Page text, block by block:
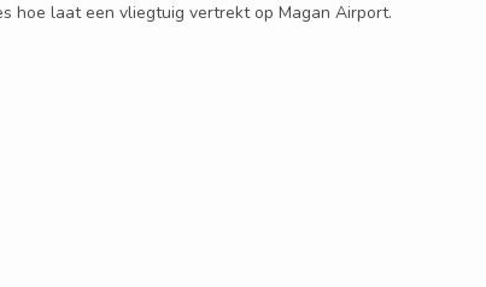
hoe laat een vliegtuig vertrekt op Magan Airport.